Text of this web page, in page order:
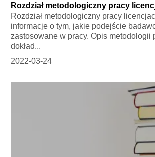
Rozdział metodologiczny pracy
Rozdział metodologiczny pracy
informacje o tym, jakie podejście
zastosowane w pracy. Opis metodologii
dokład...
2022-03-24